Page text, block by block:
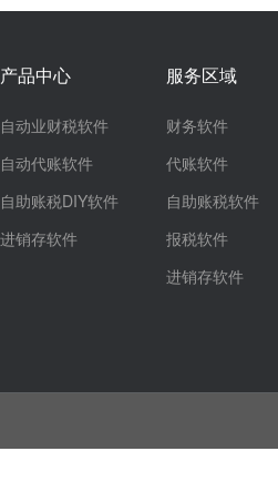
产品中心
自动业财税软件
自动代账软件
自助账税DIY软件
进销存软件
服务区域
财务软件
代账软件
自助账税软件
报税软件
进销存软件